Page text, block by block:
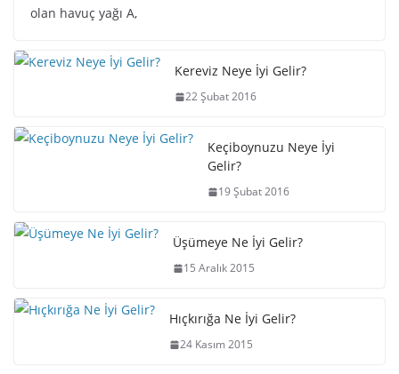
olan havuç yağı A,
Kereviz Neye İyi Gelir?
22 Şubat 2016
Keçiboynuzu Neye İyi
Gelir?
19 Şubat 2016
Üşümeye Ne İyi Gelir?
15 Aralık 2015
Hıçkırığa Ne İyi Gelir?
24 Kasım 2015